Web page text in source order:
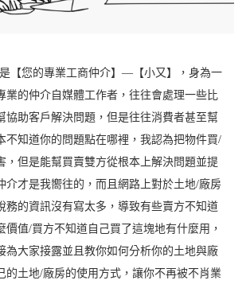
【您的專業工商仲介】—【小又】，身為一
業的仲介自媒體工作者，往往會處理一些比
協助客戶解決問題，但是往往消費者甚至幫
不知道你的問題點在哪裡，我認為把物件買/
，但是能幫買賣雙方從根本上解決問題並提
介才是我嚮往的，而且網路上對於土地/廠房
務的資訊沒有寫太多，導致有些賣方不知道
價值/買方不知道自己買了這塊地有什麼用，
為大家接露並且教你如何分析你的土地與廠
的土地/廠房的使用方式，讓你不再被不肖業